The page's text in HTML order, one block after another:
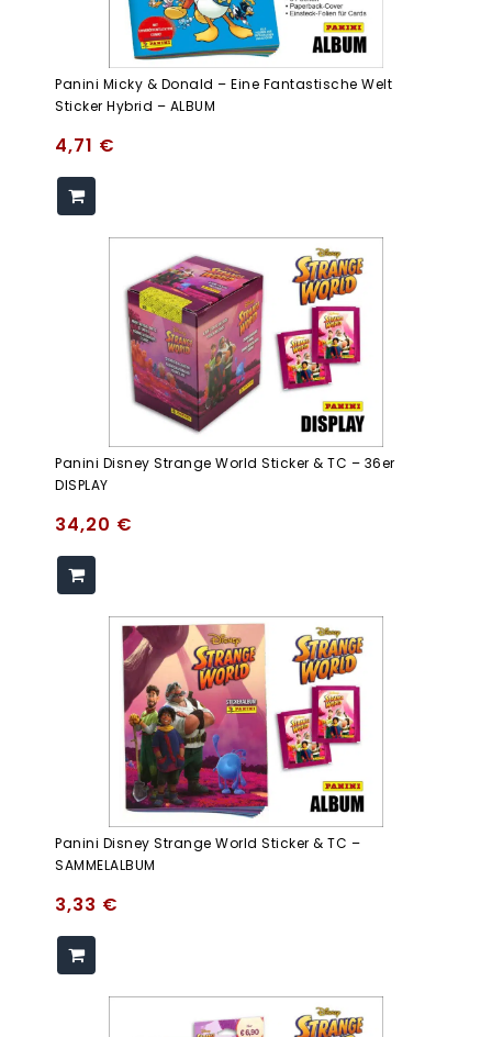
Panini Micky & Donald – Eine Fantastische Welt
Sticker Hybrid – ALBUM
4,71 €
Panini Disney Strange World Sticker & TC – 36er
DISPLAY
34,20 €
Panini Disney Strange World Sticker & TC –
SAMMELALBUM
3,33 €